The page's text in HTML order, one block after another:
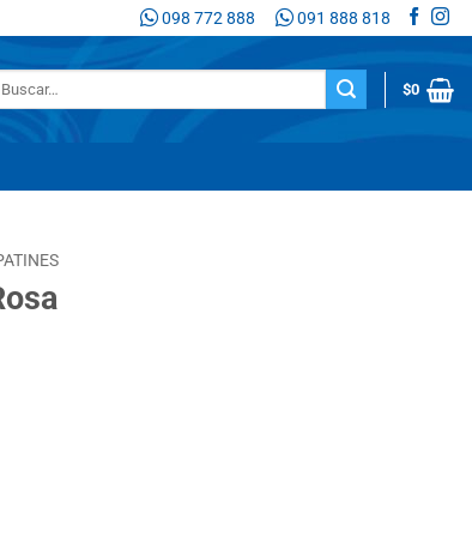
098 772 888 091 888 818
$0